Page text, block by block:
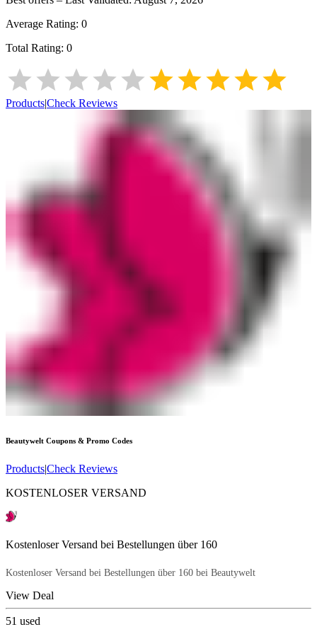
Average Rating: 0
Total Rating: 0
Products|Check Reviews
Beautywelt Coupons & Promo Codes
Products|Check Reviews
KOSTENLOSER VERSAND
Kostenloser Versand bei Bestellungen über 160
Kostenloser Versand bei Bestellungen über 160 bei Beautywelt
View Deal
51 used